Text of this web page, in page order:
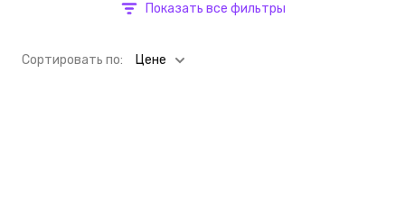
Показать все фильтры
Cортировать по: Цене